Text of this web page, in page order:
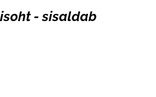
- sisaldab